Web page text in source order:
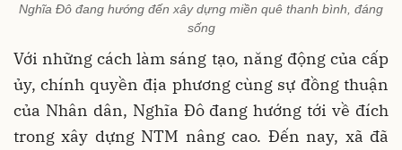
Nghĩa Đô đang hướng đến xây dựng miền quê thanh bình, đáng
sống
Với những cách làm sáng tạo, năng động của cấp
ủy, chính quyền địa phương cùng sự đồng thuận
của Nhân dân, Nghĩa Đô đang hướng tới về đích
trong xây dựng NTM nâng cao. Đến nay, xã đã